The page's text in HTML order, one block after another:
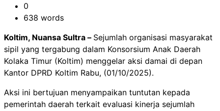
0
638 words
Koltim, Nuansa Sultra – Sejumlah organisasi masyarakat
sipil yang tergabung dalam Konsorsium Anak Daerah
Kolaka Timur (Koltim) menggelar aksi damai di depan
Kantor DPRD Koltim Rabu, (01/10/2025).
Aksi ini bertujuan menyampaikan tuntutan kepada
pemerintah daerah terkait evaluasi kinerja sejumlah